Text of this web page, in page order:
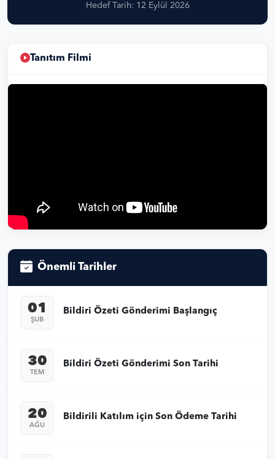
Hedef Tarih: 12 Eylül 2026
Tanıtım Filmi
Önemli Tarihler
01
ŞUB
Bildiri Özeti Gönderimi Başlangıç
30
TEM
Bildiri Özeti Gönderimi Son Tarihi
20
AĞU
Bildirili Katılım için Son Ödeme Tarihi